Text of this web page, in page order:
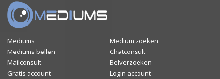
Mediums
Medium zoeken
Mediums bellen
Chatconsult
Mailconsult
Belverzoeken
Gratis account
Login account